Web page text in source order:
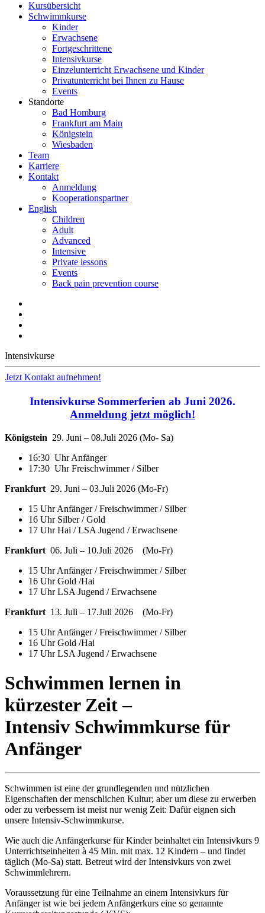
Kursübersicht
Schwimmkurse
Kinder
Erwachsene
Fortgeschrittene
Intensivkurse
Einzelunterricht Erwachsene und Kinder
Privatunterricht bei Ihnen zu Hause
Events
Standorte
Bad Homburg
Frankfurt am Main
Königstein
Wiesbaden
Team
Karriere
Kontakt
Anmeldung
Kooperations­partner
English
Children
Adult
Advanced
Intensive
Private lessons
Events
Back pain prevention course
Intensivkurse
Jetzt Kontakt aufnehmen!
Intensivkurse Sommerferien ab Juni 2026.
Anmeldung jetzt möglich!
Königstein 29. Juni – 08.Juli 2026 (Mo- Sa)
16:30 Uhr Anfänger
17:30 Uhr Freischwimmer / Silber
Frankfurt 29. Juni – 03.Juli 2026 (Mo-Fr)
15 Uhr Anfänger / Freischwimmer / Silber
16 Uhr Silber / Gold
17 Uhr Hai / LSA Jugend / Erwachsene
Frankfurt 06. Juli – 10.Juli 2026 (Mo-Fr)
15 Uhr Anfänger / Freischwimmer / Silber
16 Uhr Gold /Hai
17 Uhr LSA Jugend / Erwachsene
Frankfurt 13. Juli – 17.Juli 2026 (Mo-Fr)
15 Uhr Anfänger / Freischwimmer / Silber
16 Uhr Gold /Hai
17 Uhr LSA Jugend / Erwachsene
Schwimmen lernen in
kürzester Zeit –
Intensiv Schwimmkurse für
Anfänger
Schwimmen ist eine der grundlegenden und nützlichen
Eigenschaften der menschlichen Kultur; aber um diese zu erwerben
oder zu verbessern ist meist nur wenig Zeit: Dafür eignen sich
unsere Intensiv-Schwimmkurse.
Wie auch die Anfängerkurse für Kinder beinhaltet ein Intensivkurs 9
Unterrichtseinheiten à 45 Min. mit max. 12 Kindern – und findet
täglich (Mo-Sa) statt. Betreut wird der Intensivkurs von zwei
Schwimmlehrern.
Voraussetzung für eine Teilnahme an einem Intensivkurs für
Anfänger ist wie bei jedem Anfängerkurs eine so genannte